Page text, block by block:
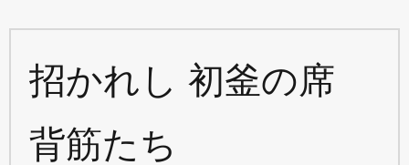
招かれし 初釜の席
背筋たち